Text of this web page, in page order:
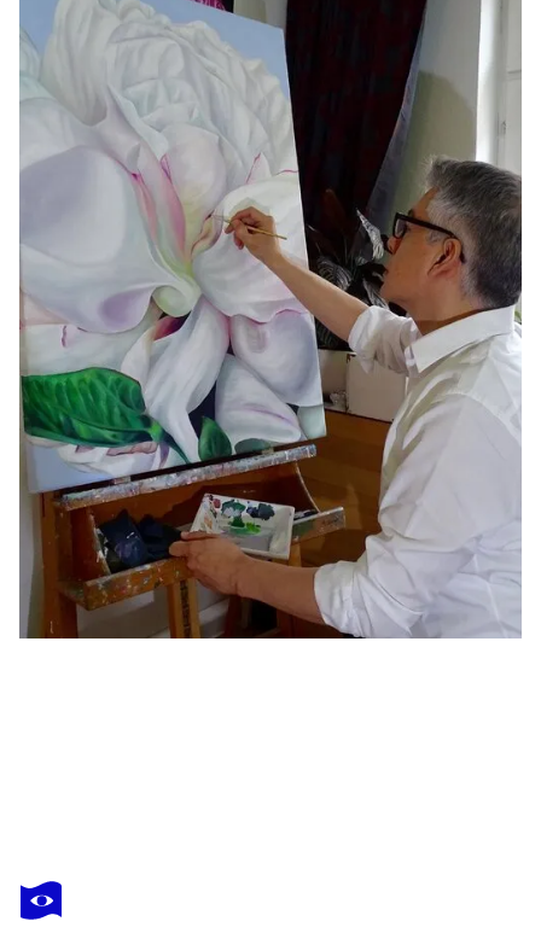
FILIBERTO MONTESINOS CASTAÑÓN
Violeta